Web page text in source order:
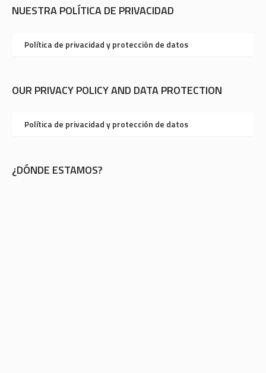
NUESTRA POLÍTICA DE PRIVACIDAD
Política de privacidad y protección de datos
OUR PRIVACY POLICY AND DATA PROTECTION
Política de privacidad y protección de datos
¿DÓNDE ESTAMOS?